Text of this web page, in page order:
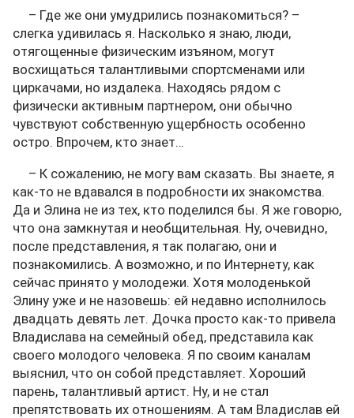
– Где же они умудрились познакомиться? –
слегка удивилась я. Насколько я знаю, люди,
отягощенные физическим изъяном, могут
восхищаться талантливыми спортсменами или
циркачами, но издалека. Находясь рядом с
физически активным партнером, они обычно
чувствуют собственную ущербность особенно
остро. Впрочем, кто знает…
– К сожалению, не могу вам сказать. Вы знаете, я
как-то не вдавался в подробности их знакомства.
Да и Элина не из тех, кто поделился бы. Я же говорю,
что она замкнутая и необщительная. Ну, очевидно,
после представления, я так полагаю, они и
познакомились. А возможно, и по Интернету, как
сейчас принято у молодежи. Хотя молоденькой
Элину уже и не назовешь: ей недавно исполнилось
двадцать девять лет. Дочка просто как-то привела
Владислава на семейный обед, представила как
своего молодого человека. Я по своим каналам
выяснил, что он собой представляет. Хороший
парень, талантливый артист. Ну, и не стал
препятствовать их отношениям. А там Владислав ей